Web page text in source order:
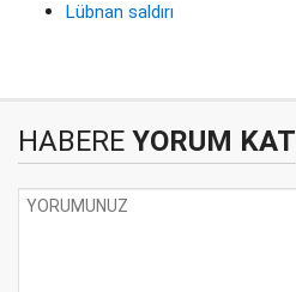
Lübnan saldırı
HABERE YORUM KAT